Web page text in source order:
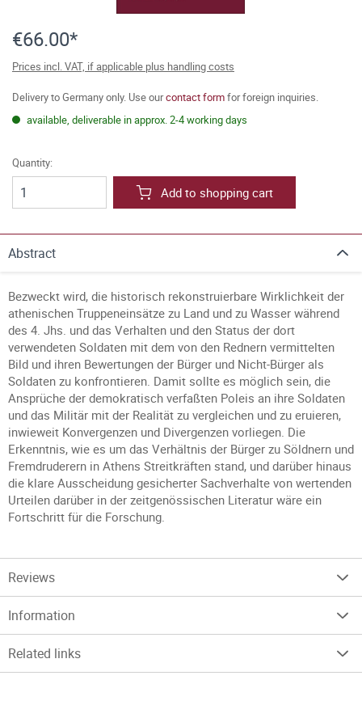
€66.00*
Prices incl. VAT, if applicable plus handling costs
Delivery to Germany only. Use ourcontact formfor foreign inquiries.
available, deliverable in approx. 2-4 working days
Quantity:
Add to shopping cart
Abstract
Bezweckt wird, die historisch rekonstruierbare Wirklichkeit der
athenischen Truppeneinsätze zu Land und zu Wasser während
des 4. Jhs. und das Verhalten und den Status der dort
verwendeten Soldaten mit dem von den Rednern vermittelten
Bild und ihren Bewertungen der Bürger und Nicht-Bürger als
Soldaten zu konfrontieren. Damit sollte es möglich sein, die
Ansprüche der demokratisch verfaßten Poleis an ihre Soldaten
und das Militär mit der Realität zu vergleichen und zu eruieren,
inwieweit Konvergenzen und Divergenzen vorliegen. Die
Erkenntnis, wie es um das Verhältnis der Bürger zu Söldnern und
Fremdruderern in Athens Streitkräften stand, und darüber hinaus
die klare Ausscheidung gesicherter Sachverhalte von wertenden
Urteilen darüber in der zeitgenössischen Literatur wäre ein
Fortschritt für die Forschung.
Reviews
Information
Related links